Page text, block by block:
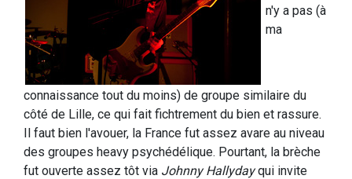
n'y a pas (à
ma
connaissance tout du moins) de groupe similaire du
côté de Lille, ce qui fait fichtrement du bien et rassure.
Il faut bien l'avouer, la France fut assez avare au niveau
des groupes heavy psychédélique. Pourtant, la brèche
fut ouverte assez tôt via Johnny Hallydayqui invite